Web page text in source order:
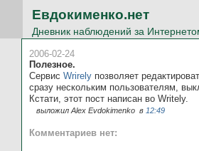
Евдокименко.нет
Дневник наблюдений за
2006-02-24
Полезное.
Сервис Wrirely позволяет
сразу нескольким пользователям,
Кстати, этот пост написан во Writely.
выложил Alex Evdokimenko в 12:49
Комментариев нет: